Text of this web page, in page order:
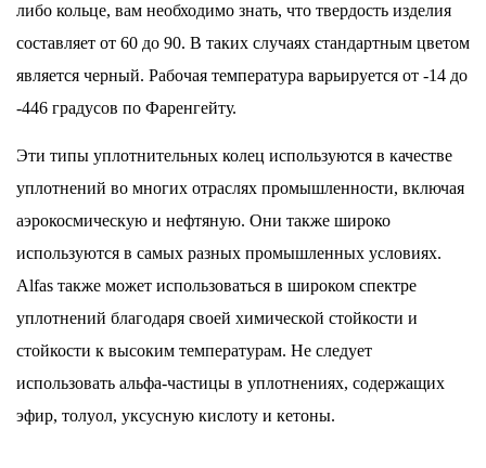
либо кольце, вам необходимо знать, что твердость изделия
составляет от 60 до 90. В таких случаях стандартным цветом
является черный. Рабочая температура варьируется от -14 до
-446 градусов по Фаренгейту.
Эти типы уплотнительных колец используются в качестве
уплотнений во многих отраслях промышленности, включая
аэрокосмическую и нефтяную. Они также широко
используются в самых разных промышленных условиях.
Alfas также может использоваться в широком спектре
уплотнений благодаря своей химической стойкости и
стойкости к высоким температурам. Не следует
использовать альфа-частицы в уплотнениях, содержащих
эфир, толуол, уксусную кислоту и кетоны.